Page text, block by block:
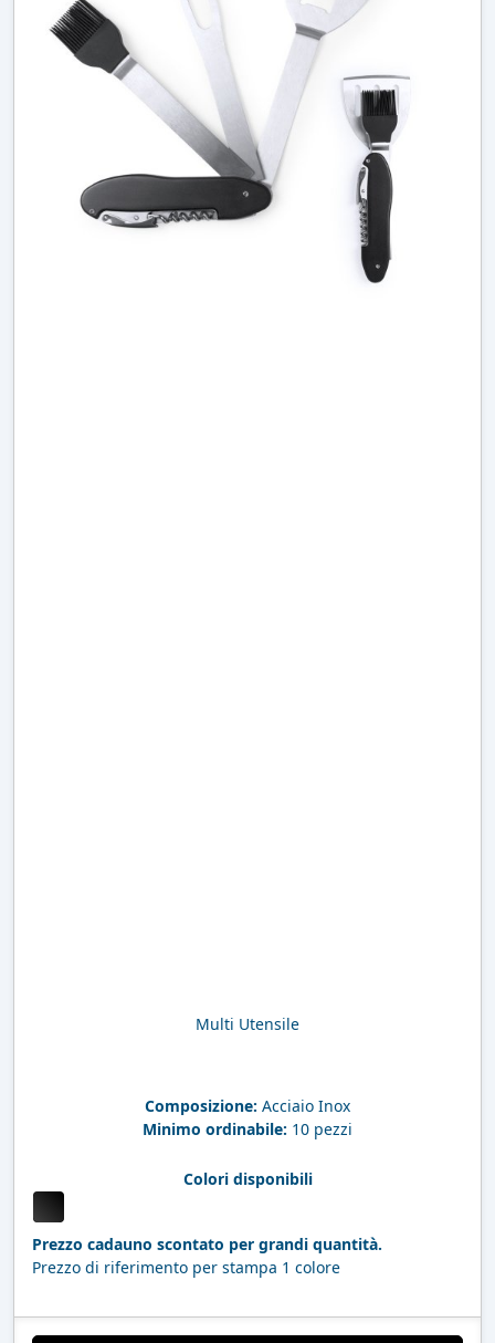
Multi Utensile
Composizione: Acciaio Inox
Minimo ordinabile: 10 pezzi
Colori disponibili
Prezzo cadauno scontato per grandi quantità.
Prezzo di riferimento per stampa 1 colore